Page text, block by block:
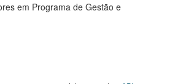
em Programa de Gestão e